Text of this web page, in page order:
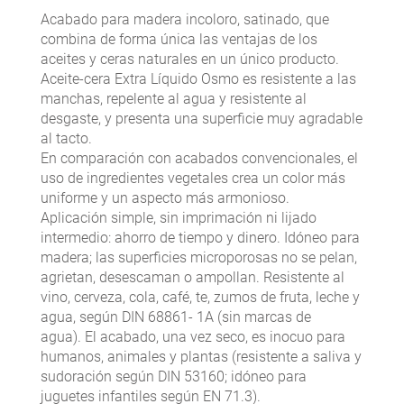
Acabado para madera incoloro, satinado, que
combina de forma única las ventajas de los
aceites y ceras naturales en un único producto.
Aceite-cera Extra Líquido Osmo es resistente a las
manchas, repelente al agua y resistente al
desgaste, y presenta una superficie muy agradable
al tacto.
En comparación con acabados convencionales, el
uso de ingredientes vegetales crea un color más
uniforme y un aspecto más armonioso.
Aplicación simple, sin imprimación ni lijado
intermedio: ahorro de tiempo y dinero. Idóneo para
madera; las superficies microporosas no se pelan,
agrietan, desescaman o ampollan. Resistente al
vino, cerveza, cola, café, te, zumos de fruta, leche y
agua, según DIN 68861- 1A (sin marcas de
agua). El acabado, una vez seco, es inocuo para
humanos, animales y plantas (resistente a saliva y
sudoración según DIN 53160; idóneo para
juguetes infantiles según EN 71.3).